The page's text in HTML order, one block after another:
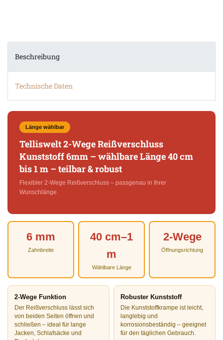
Beschreibung
Technische Daten
Länge wählbar
Telliswelt 2-Wege Reißverschluss
Kunststoff 6mm – wählbare Länge 40 cm
bis 1 m – teilbar & robust
Flexibler 2-Wege Reißverschluss – passgenau in Ihrer
Wunschlänge.
6 mm
Zahnbreite
40 cm–1
m
Wählbare Länge
2-Wege
Öffnungsrichtung
2-Wege Funktion
Der Reißverschluss lässt sich
von beiden Seiten öffnen und
schließen – ideal für lange
Jacken, Schlafsäcke und
Robuster Kunststoff
Die Kunststoffkrampe ist leicht,
langlebig und
korrosionsbeständig – geeignet
für den täglichen Gebrauch.